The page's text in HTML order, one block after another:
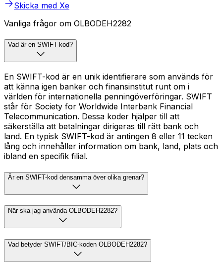
Skicka med Xe
Vanliga frågor om OLBODEH2282
Vad är en SWIFT-kod?
En SWIFT-kod är en unik identifierare som används för
att känna igen banker och finansinstitut runt om i
världen för internationella penningöverföringar. SWIFT
står för Society for Worldwide Interbank Financial
Telecommunication. Dessa koder hjälper till att
säkerställa att betalningar dirigeras till rätt bank och
land. En typisk SWIFT-kod är antingen 8 eller 11 tecken
lång och innehåller information om bank, land, plats och
ibland en specifik filial.
Är en SWIFT-kod densamma över olika grenar?
När ska jag använda OLBODEH2282?
Vad betyder SWIFT/BIC-koden OLBODEH2282?